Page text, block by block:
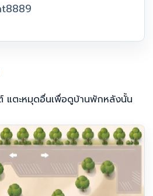
แตะหมุดอื่นเพื่อดูบ้านพักหลังนั้น